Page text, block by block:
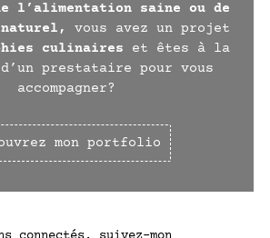
l’alimentation saine ou de
vous avez un projet
culinaires et êtes à la
prestataire pour vous
accompagner?
mon portfolio